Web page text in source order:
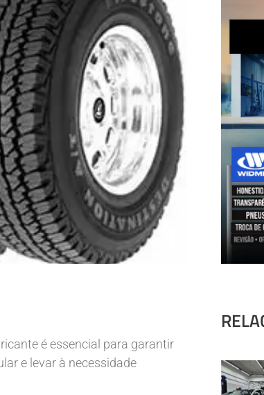
é essencial para garantir
e levar à necessidade